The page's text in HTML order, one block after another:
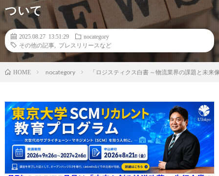
ついて
2025.08.27 13:51:29
nocategory
その他の記事
プレスリリースなど
HOME nocategory 「ロジスティクス白書 ～物流業界の課題と未来